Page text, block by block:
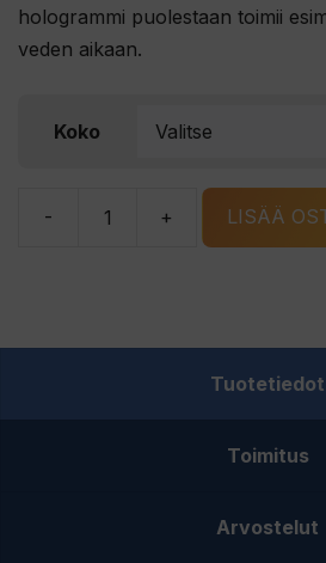
hologrammi puolestaan toimii
veden aikaan.
Koko
-
Bete
määrä
+ LISÄÄ
Tuotetiedot
Toimitus
Arvostelut